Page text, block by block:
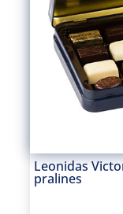
Leonidas
pralines